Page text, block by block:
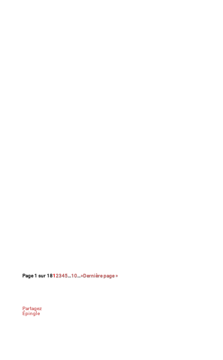
Page 1 sur 1812345…10…»Dernière page »
Partagez
Épingle